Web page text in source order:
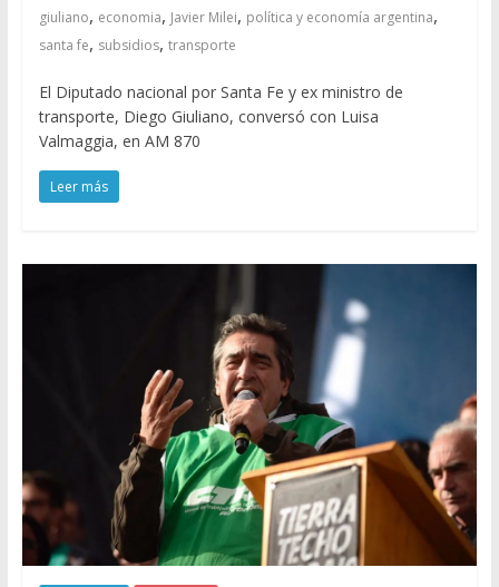
giuliano, economia, Javier Milei, política y economía argentina,
santa fe, subsidios, transporte
El Diputado nacional por Santa Fe y ex ministro de
transporte, Diego Giuliano, conversó con Luisa
Valmaggia, en AM 870
Leer más